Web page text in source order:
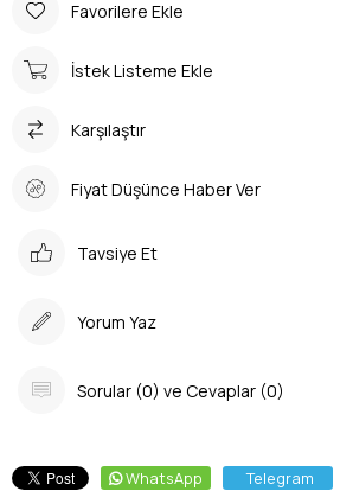
Favorilere Ekle
İstek Listeme Ekle
Karşılaştır
Fiyat Düşünce Haber Ver
Tavsiye Et
Yorum Yaz
Sorular (0) ve Cevaplar (0)
WhatsApp Telegram